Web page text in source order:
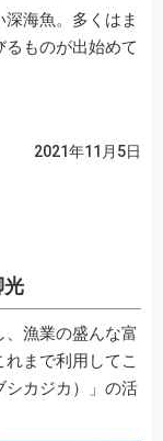
海魚。多くはま
ものが出始めて
2021年11月5日
光
漁業の盛んな富
まで利用してこ
シカジカ）」の活